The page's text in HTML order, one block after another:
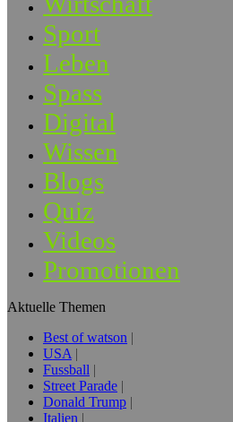
Sport
Leben
Spass
Digital
Wissen
Blogs
Quiz
Videos
Promotionen
Aktuelle Themen
Best of watson
USA
Fussball
Street Parade
Donald Trump
Italien